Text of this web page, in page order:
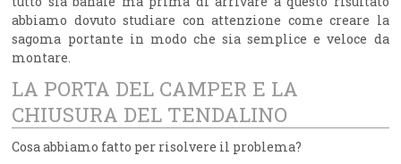
abbiamo dovuto studiare con attenzione come creare la
sagoma portante in modo che sia semplice e veloce da
montare.
LA PORTA DEL CAMPER E LA
CHIUSURA DEL TENDALINO
Cosa abbiamo fatto per risolvere il problema?